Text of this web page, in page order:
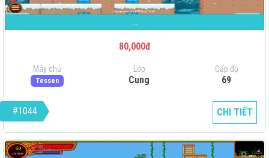
80,000đ
Máy chủ
Tessen
Lớp
Cung
Cấp độ
69
#1044 CHI TIẾT